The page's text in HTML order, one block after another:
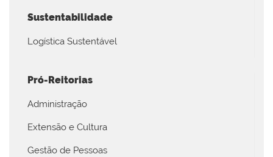
Sustentabilidade
Logística Sustentável
Pró-Reitorias
Administração
Extensão e Cultura
Gestão de Pessoas